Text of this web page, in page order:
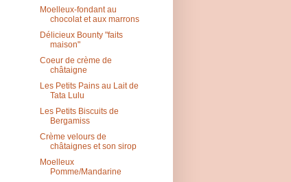
Moelleux-fondant au
chocolat et aux marrons
Délicieux Bounty "faits
maison"
Coeur de crème de
châtaigne
Les Petits Pains au Lait de
Tata Lulu
Les Petits Biscuits de
Bergamiss
Crème velours de
châtaignes et son sirop
Moelleux
Pomme/Mandarine